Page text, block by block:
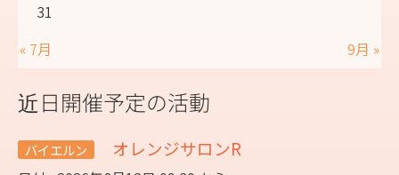
31
« 7月
9月 »
近日開催予定の活動
バイエルン オレンジサロンR